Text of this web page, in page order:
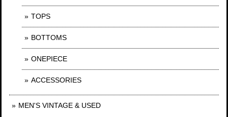
TOPS
BOTTOMS
ONEPIECE
ACCESSORIES
MEN'S VINTAGE & USED